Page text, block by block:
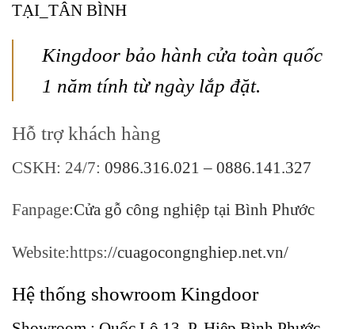
TẠI_TÂN BÌNH
Kingdoor bảo hành cửa toàn quốc
1 năm tính từ ngày lắp đặt.
Hỗ trợ khách hàng
CSKH: 24/7: 0986.316.021 – 0886.141.327
Fanpage:Cửa gỗ công nghiệp tại Bình Phước
Website:https://cuagocongnghiep.net.vn/
Hệ thống showroom Kingdoor